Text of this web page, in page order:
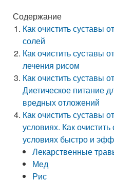
Содержание
Как очистить суставы
солей
Как очистить суставы
лечения рисом
Как очистить суставы
Диетическое питание
вредных отложений
Как очистить суставы
условиях. Как
условиях быстро и
Лекарственные
Мед
Рис